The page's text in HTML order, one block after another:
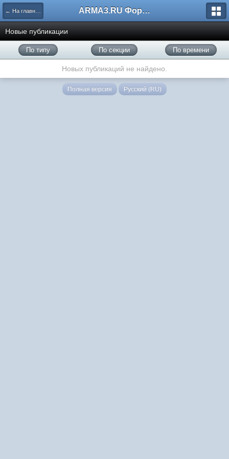
← На главную ARMA3.RU Форум
Новые публикации
По типу По секции По времени
Новых публикаций не найдено.
Полная версия Русский (RU)